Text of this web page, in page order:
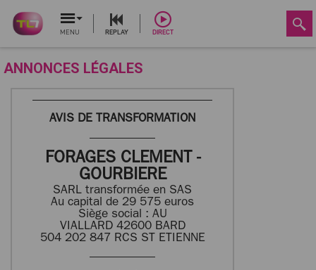
MENU REPLAY DIRECT
ANNONCES LÉGALES
AVIS DE TRANSFORMATION
FORAGES CLEMENT -
GOURBIERE
SARL transformée en SAS
Au capital de 29 575 euros
Siège social : AU
VIALLARD 42600 BARD
504 202 847 RCS ST ETIENNE